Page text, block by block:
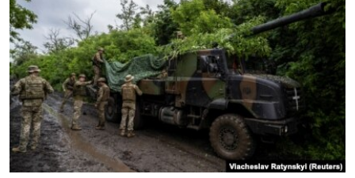
СВІТ
КИТАЙ.ВИКЛИКИ
МУЛЬТИМЕДІА
ФОТО
СПЕЦПРОЄКТИ
ПОДКАСТИ